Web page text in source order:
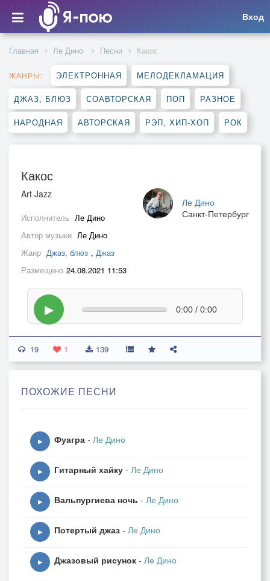
Вход
Главная Ле Дино Песни Какос
ЖАНРЫ: ЭЛЕКТРОННАЯ МЕЛОДЕКЛАМАЦИЯ
ДЖАЗ, БЛЮЗ СОАВТОРСКАЯ ПОП РАЗНОЕ
НАРОДНАЯ АВТОРСКАЯ РЭП, ХИП-ХОП РОК
Какос
Ле Дино
Санкт-Петербург
Art Jazz
Исполнитель Ле Дино
Автор музыки Ле Дино
Жанр Джаз, блюз , Джаз
Размещено 24.08.2021 11:53
▶ 0:00 / 0:00
19 1 139
ПОХОЖИЕ ПЕСНИ
▶ Фуагра - Ле Дино
▶ Гитарный хайку - Ле Дино
▶ Вальпургиева ночь - Ле Дино
▶ Потертый джаз - Ле Дино
▶ Джазовый рисунок - Ле Дино